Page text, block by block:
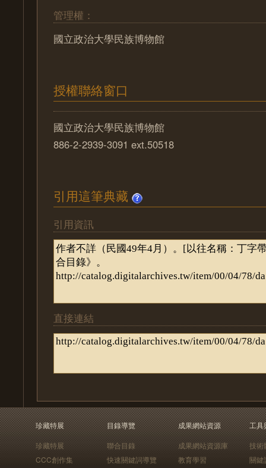
管理權：
國立政治大學民族博物館
授權聯絡窗口
國立政治大學民族博物館
886-2-2939-3091 ext.50518
引用這筆典藏
引用資訊
直接連結
珍藏特展
珍藏特展
CCC創作集
目錄導覽
聯合目錄
快速關鍵詞導覽
成果網站資源
成果網站資源庫
教育學習
工具
技術
關鍵